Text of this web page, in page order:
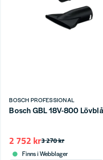
BOSCH PROFESSIONAL
Bosch GBL 18V-800
3 270 kr
2 752 kr
Finns i Webblager